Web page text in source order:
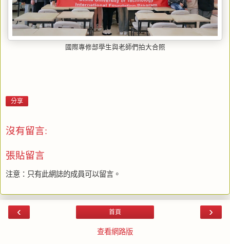
國際專修部學生與老師們拍大合照
分享
沒有留言:
張貼留言
注意：只有此網誌的成員可以留言。
‹ ›
首頁
查看網路版